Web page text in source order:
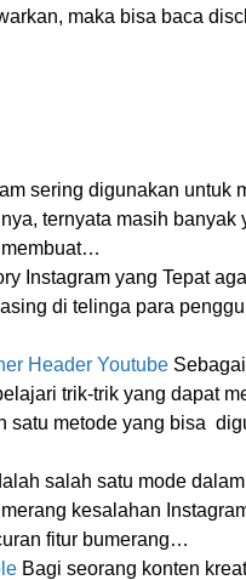
maka bisa baca
sering digunakan untuk
ternyata masih banyak
membuat…
Instagram yang Tepat
di telinga para
Header YoutubeSebagai
trik-trik yang dapat
satu metode yang bisa
salah satu mode
kesalahan
fitur bumerang…
Bagi seorang konten